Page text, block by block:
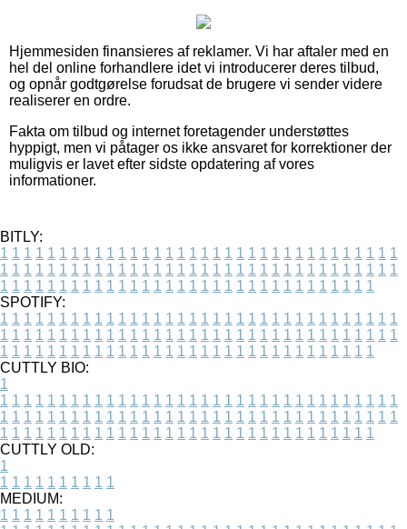
Hjemmesiden finansieres af reklamer. Vi har aftaler med en
hel del online forhandlere idet vi introducerer deres tilbud,
og opnår godtgørelse forudsat de brugere vi sender videre
realiserer en ordre.
Fakta om tilbud og internet foretagender understøttes
hyppigt, men vi påtager os ikke ansvaret for korrektioner der
muligvis er lavet efter sidste opdatering af vores
informationer.
BITLY:
1 1 1 1 1 1 1 1 1 1 1 1 1 1 1 1 1 1 1 1 1 1 1 1 1 1 1 1 1 1 1 1 1 1
1 1 1 1 1 1 1 1 1 1 1 1 1 1 1 1 1 1 1 1 1 1 1 1 1 1 1 1 1 1 1 1 1 1
1 1 1 1 1 1 1 1 1 1 1 1 1 1 1 1 1 1 1 1 1 1 1 1 1 1 1 1 1 1 1 1
SPOTIFY:
1 1 1 1 1 1 1 1 1 1 1 1 1 1 1 1 1 1 1 1 1 1 1 1 1 1 1 1 1 1 1 1 1 1
1 1 1 1 1 1 1 1 1 1 1 1 1 1 1 1 1 1 1 1 1 1 1 1 1 1 1 1 1 1 1 1 1 1
1 1 1 1 1 1 1 1 1 1 1 1 1 1 1 1 1 1 1 1 1 1 1 1 1 1 1 1 1 1 1 1
CUTTLY BIO:
1
1 1 1 1 1 1 1 1 1 1 1 1 1 1 1 1 1 1 1 1 1 1 1 1 1 1 1 1 1 1 1 1 1 1
1 1 1 1 1 1 1 1 1 1 1 1 1 1 1 1 1 1 1 1 1 1 1 1 1 1 1 1 1 1 1 1 1 1
1 1 1 1 1 1 1 1 1 1 1 1 1 1 1 1 1 1 1 1 1 1 1 1 1 1 1 1 1 1 1 1
CUTTLY OLD:
1
1 1 1 1 1 1 1 1 1 1
MEDIUM:
1 1 1 1 1 1 1 1 1 1